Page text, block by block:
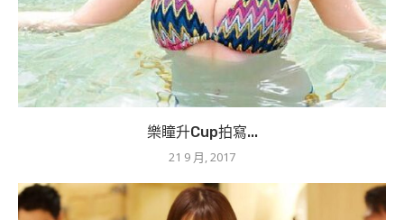
樂瞳升Cup拍寫...
21 9 月, 2017